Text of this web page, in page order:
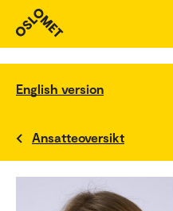
English version
Ansatteoversikt